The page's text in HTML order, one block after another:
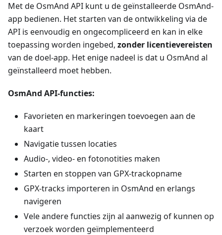
Met de OsmAnd API kunt u de geïnstalleerde OsmAnd-
app bedienen. Het starten van de ontwikkeling via de
API is eenvoudig en ongecompliceerd en kan in elke
toepassing worden ingebed, zonder licentievereisten
van de doel-app. Het enige nadeel is dat u OsmAnd al
geïnstalleerd moet hebben.
OsmAnd API-functies:
Favorieten en markeringen toevoegen aan de
kaart
Navigatie tussen locaties
Audio-, video- en fotonotities maken
Starten en stoppen van GPX-trackopname
GPX-tracks importeren in OsmAnd en erlangs
navigeren
Vele andere functies zijn al aanwezig of kunnen op
verzoek worden geïmplementeerd